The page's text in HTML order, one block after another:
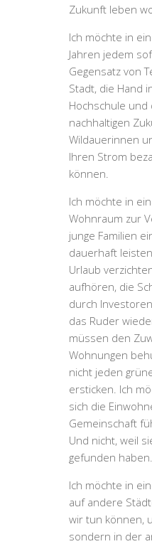
Zukunft leben
Ich möchte in
Jahren jedem
Gegensatz von
Stadt, die Hand
Hochschule
nachhaltigen
Wildauerinnen
Ihren Strom
können.
Ich möchte in
Wohnraum zur
junge Familien
dauerhaft
Urlaub
aufhören, die
durch
das Ruder
müssen den
Wohnungen
nicht jeden
ersticken. Ich
sich die
Gemeinschaft
Und nicht, weil
gefunden haben.
Ich möchte in
auf andere
wir tun können,
sondern in der